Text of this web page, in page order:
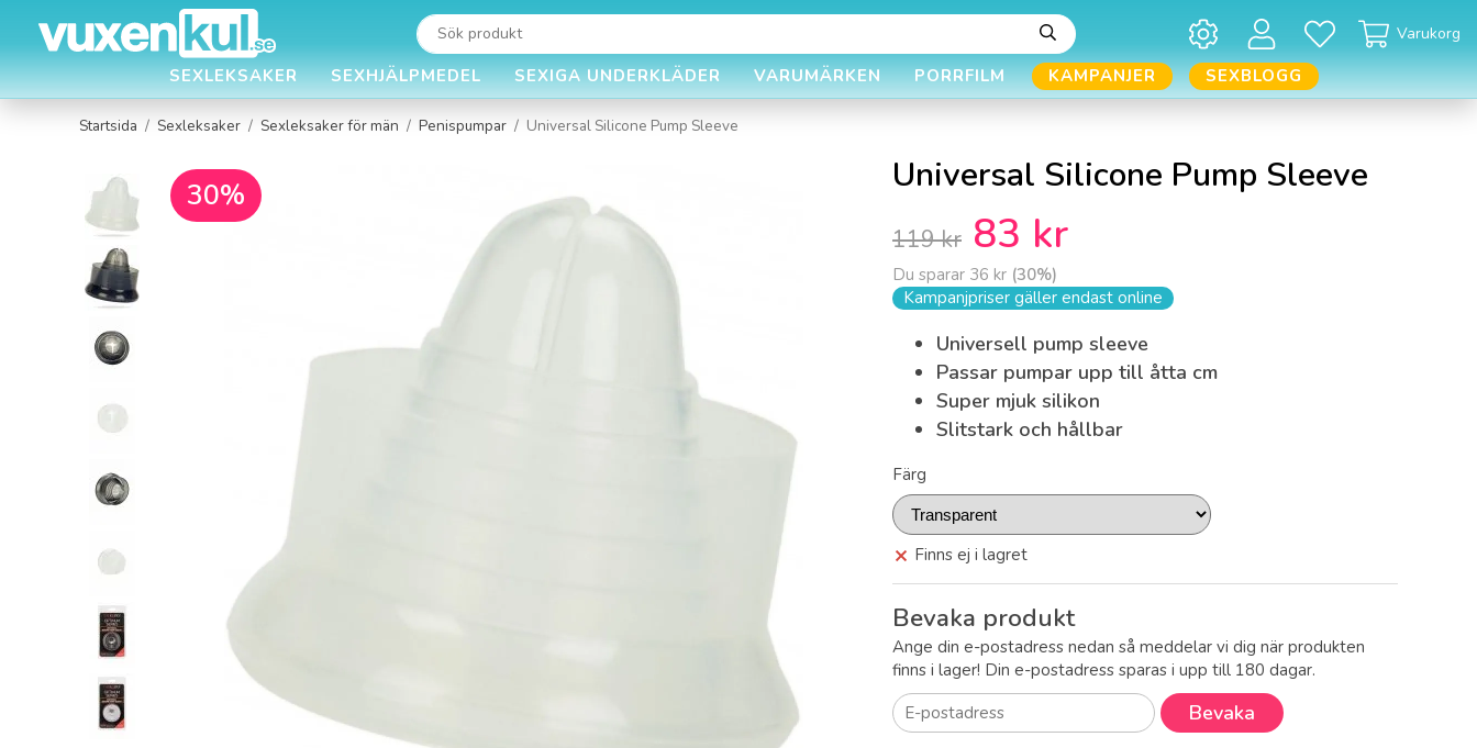
Varukorg
SEXLEKSAKER SEXHJÄLPMEDEL SEXIGA UNDERKLÄDER VARUMÄRKEN PORRFILM KAMPANJER SEXBLOGG
Startsida / Sexleksaker / Sexleksaker för män / Penispumpar / Universal Silicone Pump Sleeve
30% Universal Silicone Pump Sleeve
119 kr 83 kr
Du sparar 36 kr (30%)
Kampanjpriser gäller endast online
Universell pump sleeve
Passar pumpar upp till åtta cm
Super mjuk silikon
Slitstark och hållbar
Färg
Finns ej i lagret
Bevaka produkt
Ange din e-postadress nedan så meddelar vi dig när produkten
finns i lager! Din e-postadress sparas i upp till 180 dagar.
Bevaka